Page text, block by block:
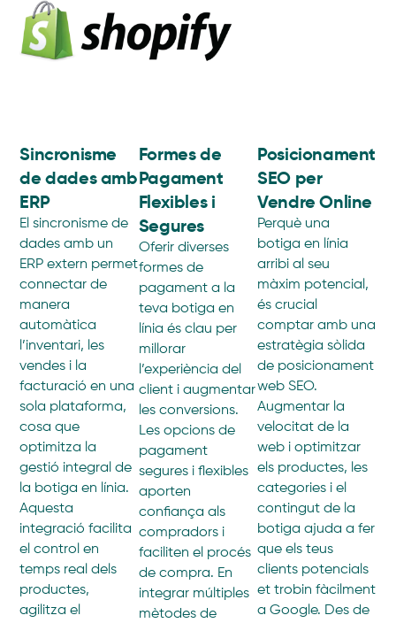
Sincronisme
de dades amb
ERP
El sincronisme de
dades amb un
ERP extern permet
connectar de
manera
automàtica
l’inventari, les
vendes i la
facturació en una
sola plataforma,
cosa que
optimitza la
gestió integral de
la botiga en línia.
Aquesta
integració facilita
el control en
temps real dels
productes,
agilitza el
Formes de
Pagament
Flexibles i
Segures
Oferir diverses
formes de
pagament a la
teva botiga en
línia és clau per
millorar
l’experiència del
client i augmentar
les conversions.
Les opcions de
pagament
segures i flexibles
aporten
confiança als
compradors i
faciliten el procés
de compra. En
integrar múltiples
mètodes de
Posicionament
SEO per
Vendre Online
Perquè una
botiga en línia
arribi al seu
màxim potencial,
és crucial
comptar amb una
estratègia sòlida
de posicionament
web SEO.
Augmentar la
velocitat de la
web i optimitzar
els productes, les
categories i el
contingut de la
botiga ajuda a fer
que els teus
clients potencials
et trobin fàcilment
a Google. Des de